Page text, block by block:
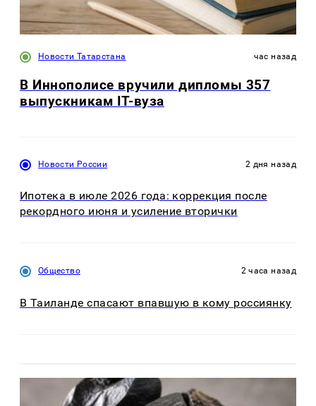
Новости Татарстана час назад
В Иннополисе вручили дипломы 357
выпускникам IT-вуза
Новости России 2 дня назад
Ипотека в июле 2026 года: коррекция после
рекордного июня и усиление вторички
Общество 2 часа назад
В Таиланде спасают впавшую в кому россиянку